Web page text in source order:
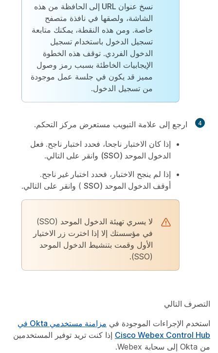
نسخ عنوان URL إلى الحافظة
من هذه
الشاشة، ولصقها في نافذة متصفح
خاصة. ومن هذه النقطة، يمكنك متابعة
تسجيل الدخول باستخدام تسجيل
الدخول الفردي. توقف هذه الخطوة
الإيجابيات الخاطئة بسبب رمز وصول
مميز قد يكون في جلسة عمل موجودة
من تسجيل الدخول.
4
ارجع إلى علامة التبويب مستعرض مركز التحكم.
إذا كان الاختبار ناجحا، فحدد اختبار ناجح. فعل
الدخول الموحد (SSO)
وانقر على التالي.
إذا لم ينجح الاختبار، فحدد اختبار غير ناجح.
أوقف الدخول الموحد (SSO
) وانقر على التالي.
لا يسري تهيئة الدخول الموحد (SSO)
في مؤسستك إلا إذا اخترت زر الاختيار
الأول وقمت بتنشيط الدخول الموحد
(SSO).
التصرف التالي
استخدم الإجراءات الموجودة في
مزامنة مستخدمي Okta في
Cisco Webex Control Hub إذا كنت تريد توفير المستخدمين
من Okta إلى سحابة Webex.